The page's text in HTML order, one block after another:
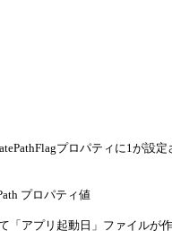
プロパティに1が設
プロパティ値
「アプリ起動日」ファイルが